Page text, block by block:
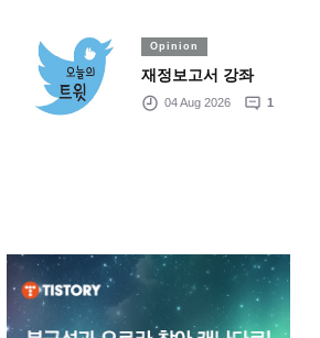
Opinion
재정보고서 강좌
04 Aug 2026 1